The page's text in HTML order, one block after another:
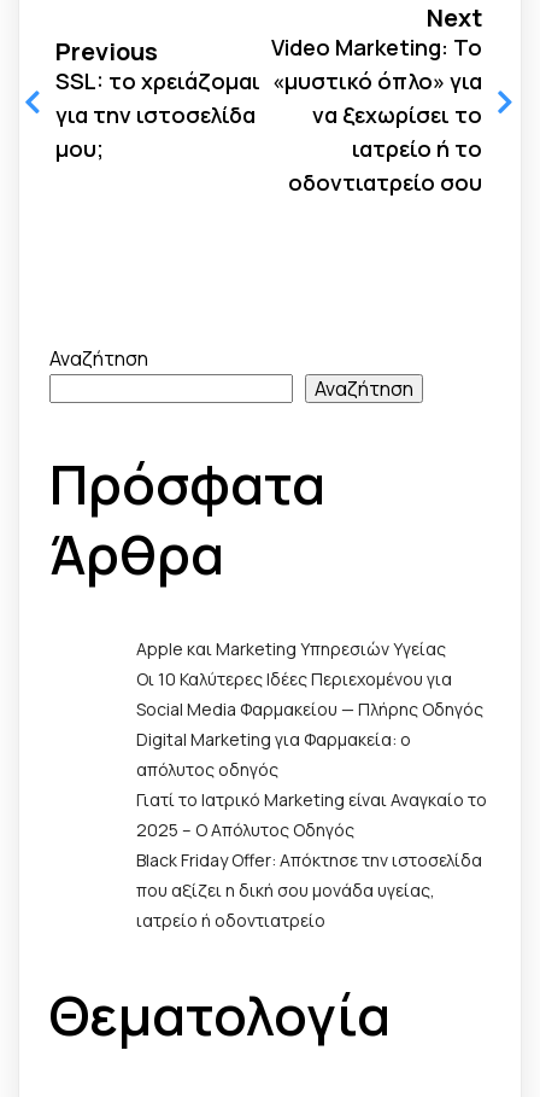
Previous
SSL: το χρειάζομαι
για την ιστοσελίδα
μου;
Next
Video Marketing: Το
«μυστικό όπλο» για
να ξεχωρίσει το
ιατρείο ή το
οδοντιατρείο σου
Αναζήτηση
Αναζήτηση
Πρόσφατα
Άρθρα
Apple και Marketing Υπηρεσιών Υγείας
Οι 10 Καλύτερες Ιδέες Περιεχομένου για
Social Media Φαρμακείου — Πλήρης Οδηγός
Digital Marketing για Φαρμακεία: ο
απόλυτος οδηγός
Γιατί το Ιατρικό Marketing είναι Αναγκαίο το
2025 – Ο Απόλυτος Οδηγός
Black Friday Offer: Απόκτησε την ιστοσελίδα
που αξίζει η δική σου μονάδα υγείας,
ιατρείο ή οδοντιατρείο
Θεματολογία